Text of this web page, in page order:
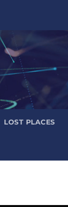
LOST PLACES